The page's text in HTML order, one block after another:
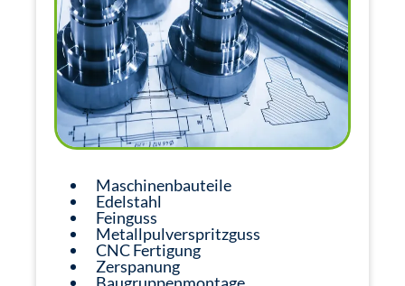
Maschinenbauteile
Edelstahl
Feinguss
Metallpulverspritzguss
CNC Fertigung
Zerspanung